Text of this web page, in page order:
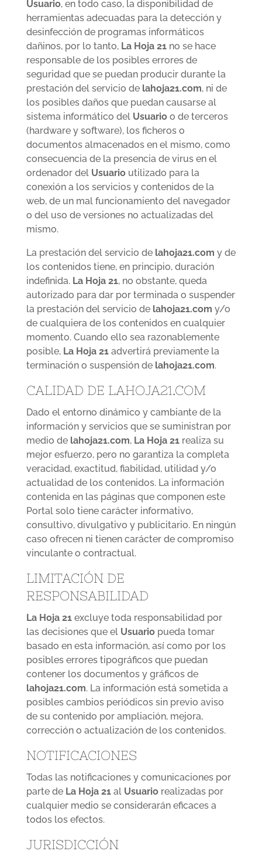
Usuario, en todo caso, la disponibilidad de
herramientas adecuadas para la detección y
desinfección de programas informáticos
dañinos, por lo tanto, La Hoja 21no se hace
responsable de los posibles errores de
seguridad que se puedan producir durante la
prestación del servicio de lahoja21.com, ni de
los posibles daños que puedan causarse al
sistema informático del Usuarioo de terceros
(hardware y software), los ficheros o
documentos almacenados en el mismo, como
consecuencia de la presencia de virus en el
ordenador del Usuarioutilizado para la
conexión a los servicios y contenidos de la
web, de un mal funcionamiento del navegador
o del uso de versiones no actualizadas del
mismo.
La prestación del servicio de lahoja21.com y de
los contenidos tiene, en principio, duración
indefinida. La Hoja 21, no obstante, queda
autorizado para dar por terminada o suspender
la prestación del servicio de lahoja21.com y/o
de cualquiera de los contenidos en cualquier
momento. Cuando ello sea razonablemente
posible, La Hoja 21advertirá previamente la
terminación o suspensión de lahoja21.com.
CALIDAD DE LAHOJA21.COM
Dado el entorno dinámico y cambiante de la
información y servicios que se suministran por
medio de lahoja21.com, La Hoja 21realiza su
mejor esfuerzo, pero no garantiza la completa
veracidad, exactitud, fiabilidad, utilidad y/o
actualidad de los contenidos. La información
contenida en las páginas que componen este
Portal solo tiene carácter informativo,
consultivo, divulgativo y publicitario. En ningún
caso ofrecen ni tienen carácter de compromiso
vinculante o contractual.
LIMITACIÓN DE
RESPONSABILIDAD
La Hoja 21excluye toda responsabilidad por
las decisiones que el Usuariopueda tomar
basado en esta información, así como por los
posibles errores tipográficos que puedan
contener los documentos y gráficos de
lahoja21.com. La información está sometida a
posibles cambios periódicos sin previo aviso
de su contenido por ampliación, mejora,
corrección o actualización de los contenidos.
NOTIFICACIONES
Todas las notificaciones y comunicaciones por
parte de La Hoja 21al Usuariorealizadas por
cualquier medio se considerarán eficaces a
todos los efectos.
JURISDICCIÓN